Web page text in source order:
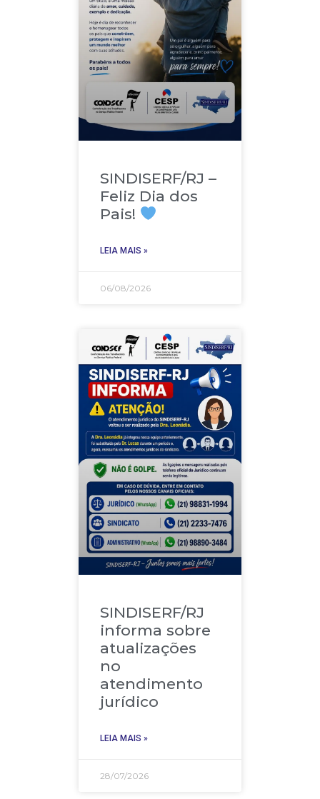
SINDISERF/RJ –
Feliz Dia dos
Pais!
LEIA MAIS »
06/08/2026
SINDISERF/RJ
informa sobre
atualizações
no
atendimento
jurídico
LEIA MAIS »
28/07/2026